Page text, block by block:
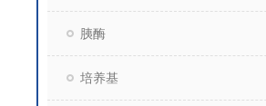
胰酶
培养基